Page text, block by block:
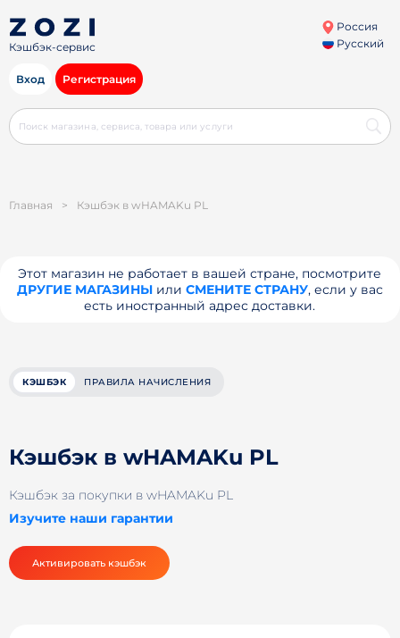
Кэшбэк-сервис
Россия
Русский
Вход Регистрация
Главная > Кэшбэк в wHAMAKu PL
Этот магазин не работает в вашей стране, посмотрите
ДРУГИЕ МАГАЗИНЫили СМЕНИТЕ СТРАНУ, если у вас
есть иностранный адрес доставки.
КЭШБЭК ПРАВИЛА НАЧИСЛЕНИЯ
Кэшбэк в wHAMAKu PL
Кэшбэк за покупки в wHAMAKu PL
Изучите наши гарантии
Активировать кэшбэк